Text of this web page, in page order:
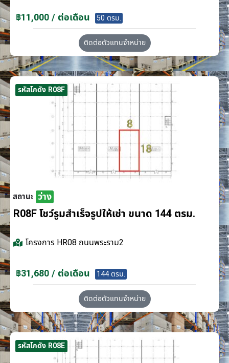
฿11,000 / ต่อเดือน 50 ตรม.
ติดต่อตัวแทนจำหน่าย
รหัสโกดัง R08F
สถานะ ว่าง
R08F โชว์รูมสำเร็จรูปให้เช่า ขนาด 144 ตรม.
โครงการ HR08 ถนนพระราม2
฿31,680 / ต่อเดือน 144 ตรม.
ติดต่อตัวแทนจำหน่าย
รหัสโกดัง R08E